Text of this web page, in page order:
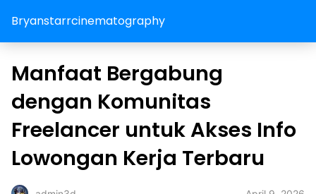
Bryanstarrcinematography
Manfaat Bergabung
dengan Komunitas
Freelancer untuk Akses Info
Lowongan Kerja Terbaru